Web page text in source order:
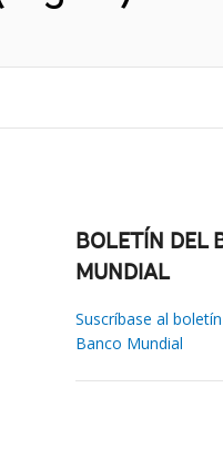
BOLETÍN DEL
MUNDIAL
Suscríbase al
Banco Mundial